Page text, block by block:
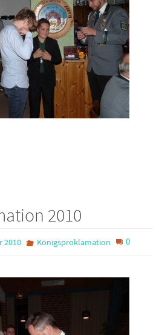
2010
2010 Königsproklamation 0